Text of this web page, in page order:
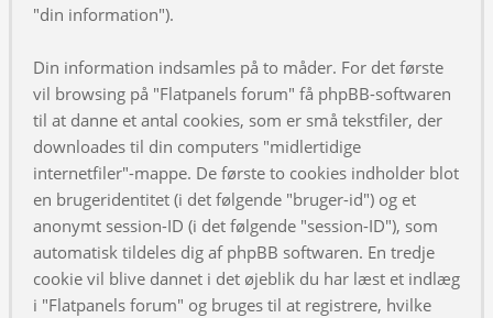
"din information").
Din information indsamles på to måder. For det første
vil browsing på "Flatpanels forum" få phpBB-softwaren
til at danne et antal cookies, som er små tekstfiler, der
downloades til din computers "midlertidige
internetfiler"-mappe. De første to cookies indholder blot
en brugeridentitet (i det følgende "bruger-id") og et
anonymt session-ID (i det følgende "session-ID"), som
automatisk tildeles dig af phpBB softwaren. En tredje
cookie vil blive dannet i det øjeblik du har læst et indlæg
i "Flatpanels forum" og bruges til at registrere, hvilke